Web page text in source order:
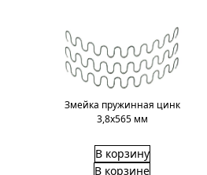
Змейка пружинная цинк
3,8х565 мм
В корзину
В корзине